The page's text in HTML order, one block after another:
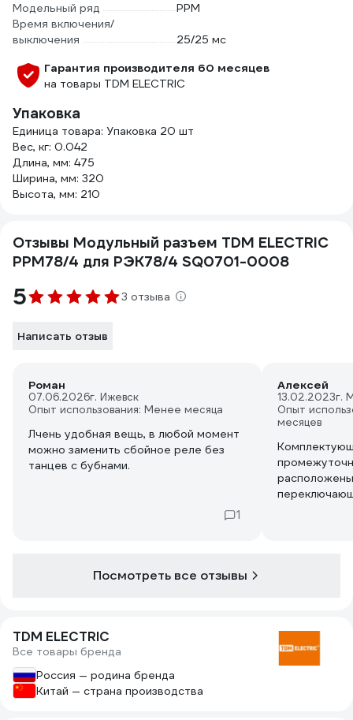
Модельный ряд
РРМ
Время включения/
выключения
25/25 мс
Гарантия производителя 60 месяцев
на товары TDM ELECTRIC
Упаковка
Единица товара: Упаковка 20 шт
Вес, кг: 0.042
Длина, мм: 475
Ширина, мм: 320
Высота, мм: 210
Отзывы Модульный разъем TDM ELECTRIC
РРМ78/4 для РЭК78/4 SQ0701-0008
5 3 отзыва
Написать отзыв
Роман
07.06.2026г. Ижевск
Опыт использования: Менее месяца
Лчень удобная вещь, в любой момент
можно заменить сбойное реле без
танцев с бубнами.
1
Алексей
13.02.2023г.
Опыт
месяцев
Комплектующее для
Посмотреть все отзывы
TDM ELECTRIC
Все товары бренда
Россия — родина бренда
Китай — страна производства